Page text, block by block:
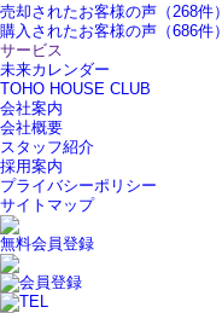
売却されたお客様の声（268件）
購入されたお客様の声（686件）
サービス
未来カレンダー
TOHO HOUSE CLUB
会社案内
会社概要
スタッフ紹介
採用案内
プライバシーポリシー
サイトマップ
無料会員登録